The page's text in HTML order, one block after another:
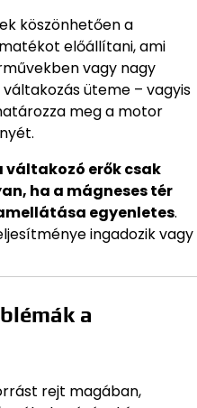
köszönhetően a
előállítani, ami
vagy nagy
üteme – vagyis
meg a motor
váltakozó erők csak
ha a mágneses tér
egyenletes.
ingadozik vagy
a
rejt magában,